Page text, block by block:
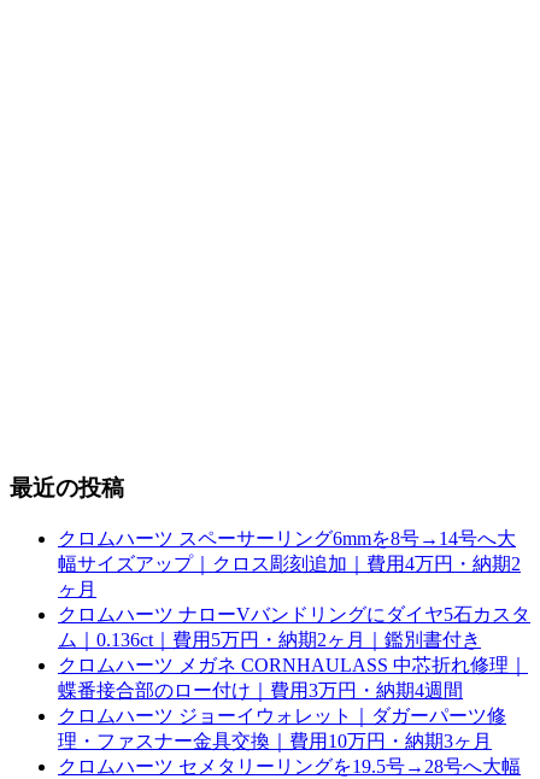
最近の投稿
クロムハーツ スペーサーリング6mmを8号→14号へ大
幅サイズアップ｜クロス彫刻追加｜費用4万円・納期2
ヶ月
クロムハーツ ナローVバンドリングにダイヤ5石カスタ
ム｜0.136ct｜費用5万円・納期2ヶ月｜鑑別書付き
クロムハーツ メガネ CORNHAULASS 中芯折れ修理｜
蝶番接合部のロー付け｜費用3万円・納期4週間
クロムハーツ ジョーイウォレット｜ダガーパーツ修
理・ファスナー金具交換｜費用10万円・納期3ヶ月
クロムハーツ セメタリーリングを19.5号→28号へ大幅